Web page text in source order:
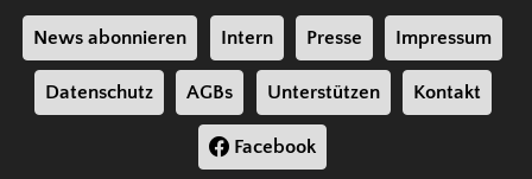
News abonnieren Intern Presse Impressum
Datenschutz AGBs Unterstützen Kontakt
Facebook